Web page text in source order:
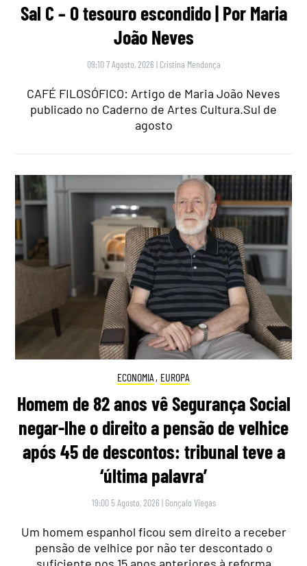
Sal C – O tesouro escondido | Por Maria
João Neves
09:10 7 Agosto, 2026 | Cristina Mendonça
CAFÉ FILOSÓFICO: Artigo de Maria João Neves
publicado no Caderno de Artes Cultura.Sul de
agosto
ECONOMIA , EUROPA
Homem de 82 anos vê Segurança Social
negar-lhe o direito a pensão de velhice
após 45 de descontos: tribunal teve a
‘última palavra’
19:00 5 Agosto, 2026 | Gonçalo Viegas
Um homem espanhol ficou sem direito a receber
pensão de velhice por não ter descontado o